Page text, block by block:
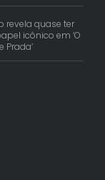
revela quase ter
icônico em ‘O
Prada’